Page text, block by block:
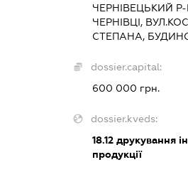
ЧЕРНІВЕЦЬКИЙ
ЧЕРНІВЦІ,
СТЕПАНА,
dossier.capital:
600 000 грн.
dossier.kveds:
18.12 друкування
продукції